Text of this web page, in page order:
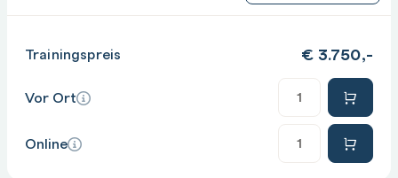
Trainingspreis € 3.750,-
Vor Ort
Online